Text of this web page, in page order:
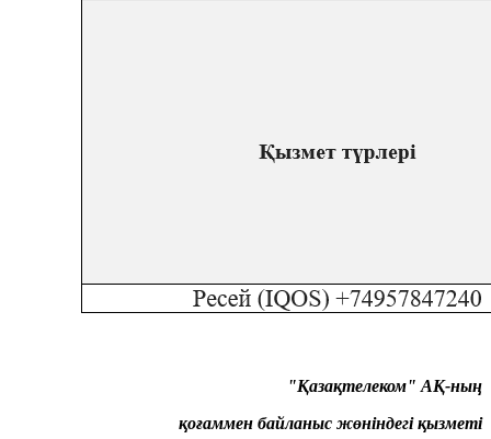
"Қазақтелеком" АҚ-ның
қоғаммен байланыс жөніндегі қызметі